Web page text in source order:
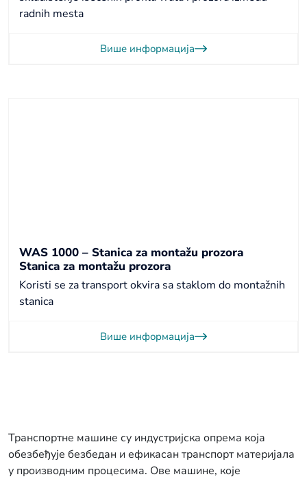
radnih mesta
Више информација
WAS 1000 – Stanica za montažu prozora
Stanica za montažu prozora
Koristi se za transport okvira sa staklom do montažnih
stanica
Више информација
Транспортне машине су индустријска опрема која
обезбеђује безбедан и ефикасан транспорт материјала
у производним процесима. Ове машине, које